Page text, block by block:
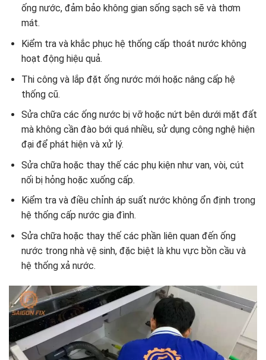
ống nước, đảm bảo không gian sống sạch sẽ và thơm
mát.
Kiểm tra và khắc phục hệ thống cấp thoát nước không
hoạt động hiệu quả.
Thi công và lắp đặt ống nước mới hoặc nâng cấp hệ
thống cũ.
Sửa chữa các ống nước bị vỡ hoặc nứt bên dưới mặt đất
mà không cần đào bới quá nhiều, sử dụng công nghệ hiện
đại để phát hiện và xử lý.
Sửa chữa hoặc thay thế các phụ kiện như van, vòi, cút
nối bị hỏng hoặc xuống cấp.
Kiểm tra và điều chỉnh áp suất nước không ổn định trong
hệ thống cấp nước gia đình.
Sửa chữa hoặc thay thế các phần liên quan đến ống
nước trong nhà vệ sinh, đặc biệt là khu vực bồn cầu và
hệ thống xả nước.